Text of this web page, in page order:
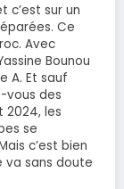
c’est sur un
Ce
Avec
Bounou
A. Et sauf
vous des
2024, les
se
c’est bien
va sans doute